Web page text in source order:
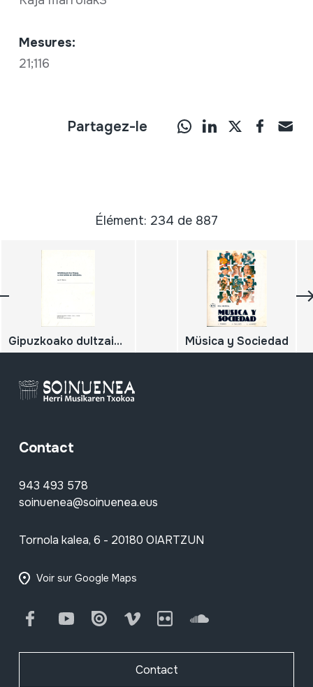
Mesures:
21;116
Partagez-le
Élément: 234 de 887
Gipuzkoako dultzaina. La dultzaina en Gipuzkoa Müsica y Sociedad
Contact
943 493 578
soinuenea@soinuenea.eus
Tornola kalea, 6 - 20180 OIARTZUN
Voir sur Google Maps
FacebookYoutube Issuu Vimeo Flickr SoundCloud
Contact